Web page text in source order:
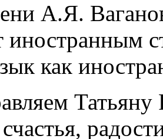
А.Я.
иностранным
как